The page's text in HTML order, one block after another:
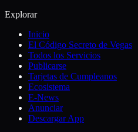
Explorar
Inicio
El Código Secreto de Vegas
Todos los Servicios
Publicarse
Tarjetas de Cumpleanos
Ecosistema
E-News
Anunciar
Descargar App